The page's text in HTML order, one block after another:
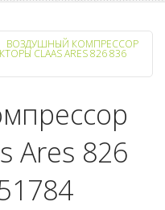
ВОЗДУШНЫЙ КОМПРЕССОР
CLAAS ARES 826 836
Ares 826